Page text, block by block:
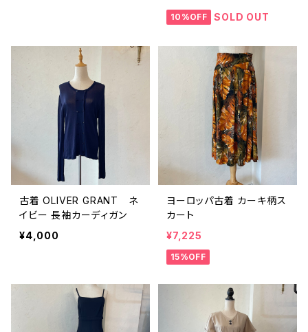
10%OFF SOLD OUT
古着 OLIVER GRANT ネ
イビー 長袖カーディガン
¥4,000
ヨーロッパ古着 カーキ柄ス
カート
¥7,225
15%OFF